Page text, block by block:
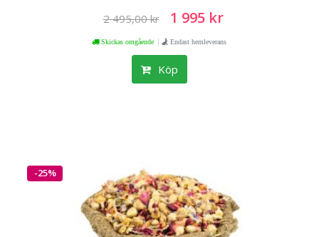
2 495,00 kr 1 995 kr
Skickas omgående | Endast hemleverans
Köp
-25%